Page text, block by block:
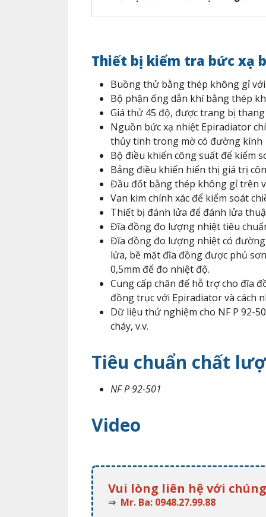
Thiết bị kiểm tra bức xạ
Buồng thử bằng thép không gỉ
Bộ phận ống dẫn khí bằng thép
Giá thử 45 độ, được trang bị
Nguồn bức xạ nhiệt Epiradiator
thủy tinh trong mờ có đường kính
Bộ điều khiển công suất để kiểm
Bảng điều khiển hiển thị giá trị
Đầu đốt bằng thép không gỉ trên
Van kim chính xác để kiểm soát
Thiết bị đánh lửa để đánh lửa
Đĩa đồng đo lượng nhiệt tiêu
Đĩa đồng đo lượng nhiệt có
lửa, bề mặt đĩa đồng được phủ
0,5mm để đo nhiệt độ.
Cung cấp chân đế hỗ trợ cho đĩa
đồng trục với Epiradiator và cách
Dữ liệu thử nghiệm cho NF P 92-
cháy, v.v.
Tiêu chuẩn chất
NF P 92-501
Video
Vui lòng liên hệ với
⇒ Mr. Ba: 0948.27.99.88